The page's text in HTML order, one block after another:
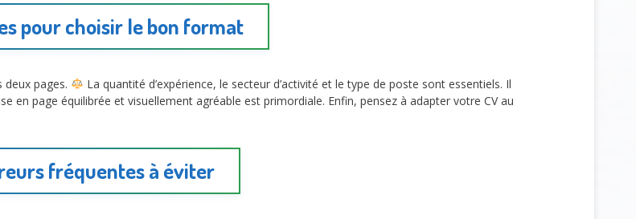
pour choisir le bon format
deux pages.
La quantité d’expérience, le secteur d’activité et le type de poste sont essentiels. Il
en page équilibrée et visuellement agréable est primordiale. Enfin, pensez à adapter votre CV au
fréquentes à éviter